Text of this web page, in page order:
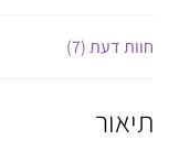
חוות דעת (7)
תיאור